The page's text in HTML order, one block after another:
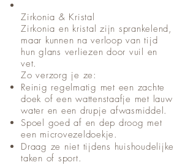
Zirkonia & Kristal
Zirkonia en kristal zijn sprankelend,
maar kunnen na verloop van tijd
hun glans verliezen door vuil en
vet.
Zo verzorg je ze:
Reinig regelmatig met een zachte
doek of een wattenstaafje met lauw
water en een drupje afwasmiddel.
Spoel goed af en dep droog met
een microvezeldoekje.
Draag ze niet tijdens huishoudelijke
taken of sport.